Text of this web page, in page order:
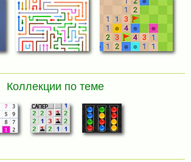
Коллекции по теме